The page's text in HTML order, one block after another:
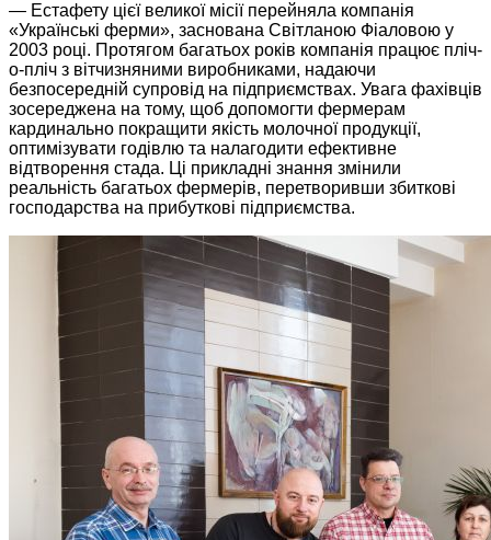
— Естафету цієї великої місії перейняла компанія
«Українські ферми», заснована Світланою Фіаловою у
2003 році. Протягом багатьох років компанія працює пліч-
о-пліч з вітчизняними виробниками, надаючи
безпосередній супровід на підприємствах. Увага фахівців
зосереджена на тому, щоб допомогти фермерам
кардинально покращити якість молочної продукції,
оптимізувати годівлю та налагодити ефективне
відтворення стада. Ці прикладні знання змінили
реальність багатьох фермерів, перетворивши збиткові
господарства на прибуткові підприємства.